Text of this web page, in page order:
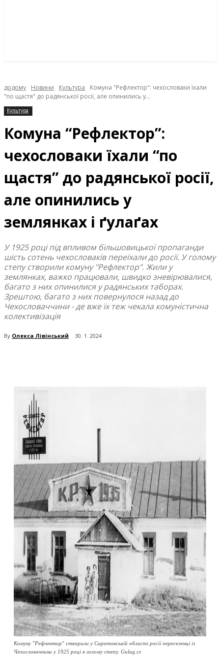
додому Новини Культура
Комуна "Рефлектор": чехословаки їхали
"по щастя" до радянської росії, але опинились у...
Культура
Комуна “Рефлектор”:
чехословаки їхали “по
щастя” до радянської росії,
але опинились у
землянках і ґулаґах
У 1925 році під впливом більшовицької пропаганди
шість сотень чехословаків переїхали до росії. У голому
степу створили комуну "Рефлектор". Жили у
землянках, важко працювали, швидко зневірювалися,
багато з них опинилися у радянських таборах.
Зрештою, багато з них повернулося назад до
Чехословаччини - де вже їх теж чекала комуністична
колективізація
By Олекса Лівінський 30. 1. 2024
Комуну "Рефлектор" створили у Саратовській області росії переселенці із
Чехословаччини у 1925 році в голому степу. Gulag.cz